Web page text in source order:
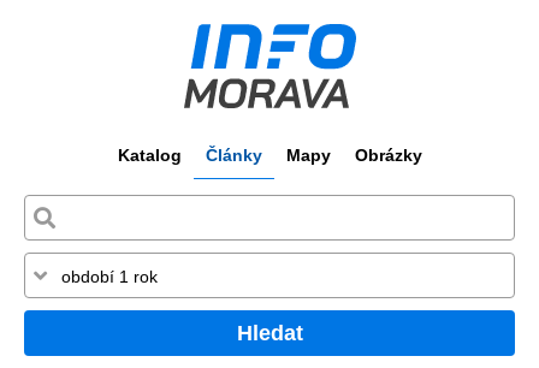
Katalog Články Mapy Obrázky
Hledat